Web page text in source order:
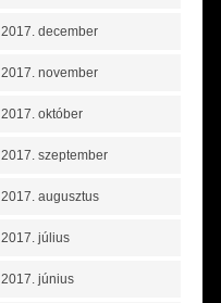
2017. december
2017. november
2017. október
2017. szeptember
2017. augusztus
2017. július
2017. június